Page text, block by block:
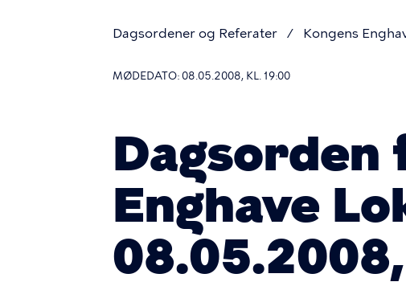
Dagsordener og Referater Kongens
MØDEDATO: 08.05.2008, KL. 19:00
Dagsorden
Enghave